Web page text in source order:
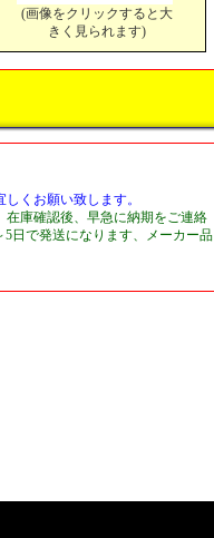
(画像をクリックすると大
きく見られます)
くお願い致します。
庫確認後、早急に納期をご連絡
日で発送になります、メーカー品